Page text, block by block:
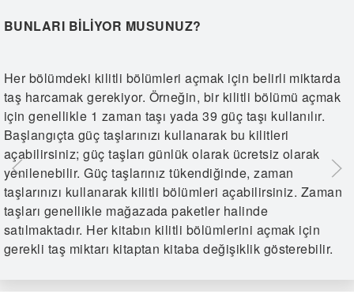
BUNLARI BILIYOR MUSUNUZ?
Her bölümdeki kilitli bölümleri açmak için belirli miktarda
taş harcamak gerekiyor. Örneğin, bir kilitli bölümü açmak
için genellikle 1 zaman taşı yada 39 güç taşı kullanılır.
Başlangıçta güç taşlarınızı kullanarak bu kilitleri
açabilirsiniz; güç taşları günlük olarak ücretsiz olarak
yenilenebilir. Güç taşlarınız tükendiğinde, zaman
taşlarınızı kullanarak kilitli bölümleri açabilirsiniz. Zaman
taşları genellikle mağazada paketler halinde
satılmaktadır. Her kitabın kilitli bölümlerini açmak için
gerekli taş miktarı kitaptan kitaba değişiklik gösterebilir.